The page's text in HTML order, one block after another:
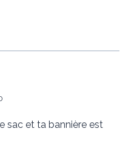
sac et ta bannière est